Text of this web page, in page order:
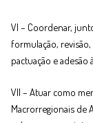
VI – Coordenar,
formulação, revisão,
pactuação e adesão
VII – Atuar como
Macrorregionais de